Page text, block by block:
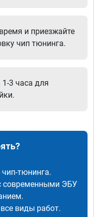
и приезжайте
чип тюнинга.
3 часа для
тюнинга.
современными ЭБУ
виды работ.